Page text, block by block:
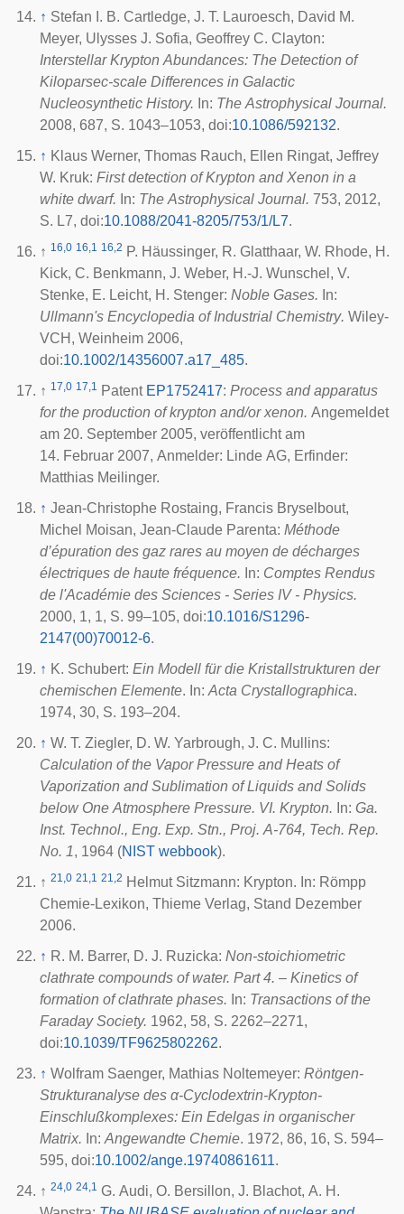
↑ Stefan I. B. Cartledge, J. T. Lauroesch, David M.
Meyer, Ulysses J. Sofia, Geoffrey C. Clayton:
Interstellar Krypton Abundances: The Detection of
Kiloparsec-scale Differences in Galactic
Nucleosynthetic History. In: The Astrophysical Journal.
2008, 687, S. 1043–1053, doi:10.1086/592132.
↑ Klaus Werner, Thomas Rauch, Ellen Ringat, Jeffrey
W. Kruk: First detection of Krypton and Xenon in a
white dwarf. In: The Astrophysical Journal. 753, 2012,
S. L7, doi:10.1088/2041-8205/753/1/L7.
↑ 16,0 16,1 16,2 P. Häussinger, R. Glatthaar, W. Rhode, H.
Kick, C. Benkmann, J. Weber, H.-J. Wunschel, V.
Stenke, E. Leicht, H. Stenger: Noble Gases. In:
Ullmann's Encyclopedia of Industrial Chemistry. Wiley-
VCH, Weinheim 2006,
doi:10.1002/14356007.a17_485.
↑ 17,0 17,1 Patent EP1752417: Process and apparatus
for the production of krypton and/or xenon. Angemeldet
am 20. September 2005, veröffentlicht am
14. Februar 2007, Anmelder: Linde AG, Erfinder:
Matthias Meilinger.
↑ Jean-Christophe Rostaing, Francis Bryselbout,
Michel Moisan, Jean-Claude Parenta: Méthode
d’épuration des gaz rares au moyen de décharges
électriques de haute fréquence. In: Comptes Rendus
de l'Académie des Sciences - Series IV - Physics.
2000, 1, 1, S. 99–105, doi:10.1016/S1296-
2147(00)70012-6.
↑ K. Schubert: Ein Modell für die Kristallstrukturen der
chemischen Elemente. In: Acta Crystallographica.
1974, 30, S. 193–204.
↑ W. T. Ziegler, D. W. Yarbrough, J. C. Mullins:
Calculation of the Vapor Pressure and Heats of
Vaporization and Sublimation of Liquids and Solids
below One Atmosphere Pressure. VI. Krypton. In: Ga.
Inst. Technol., Eng. Exp. Stn., Proj. A-764, Tech. Rep.
No. 1, 1964 (NIST webbook).
↑ 21,0 21,1 21,2 Helmut Sitzmann: Krypton. In: Römpp
Chemie-Lexikon, Thieme Verlag, Stand Dezember
2006.
↑ R. M. Barrer, D. J. Ruzicka: Non-stoichiometric
clathrate compounds of water. Part 4. – Kinetics of
formation of clathrate phases. In: Transactions of the
Faraday Society. 1962, 58, S. 2262–2271,
doi:10.1039/TF9625802262.
↑ Wolfram Saenger, Mathias Noltemeyer: Röntgen-
Strukturanalyse des α-Cyclodextrin-Krypton-
Einschlußkomplexes: Ein Edelgas in organischer
Matrix. In: Angewandte Chemie. 1972, 86, 16, S. 594–
595, doi:10.1002/ange.19740861611.
↑ 24,0 24,1 G. Audi, O. Bersillon, J. Blachot, A. H.